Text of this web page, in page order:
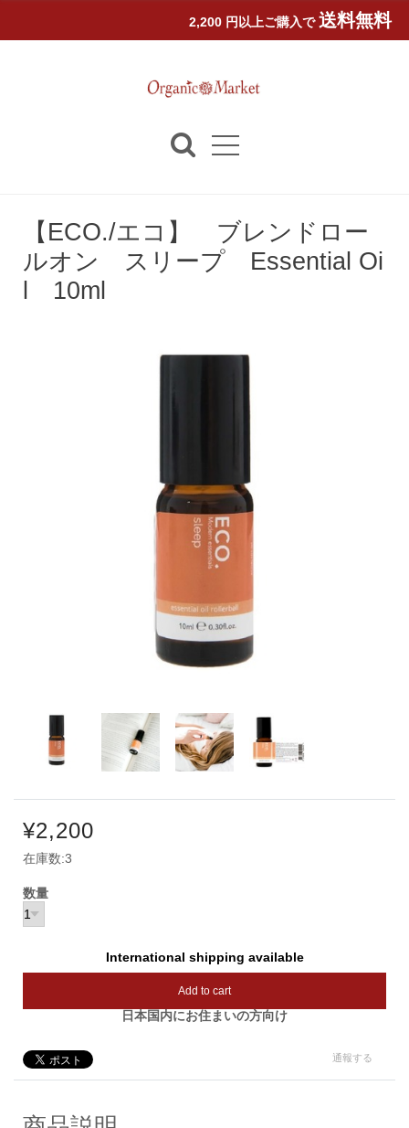
2,200 円以上ご購入で 送料無料
【ECO./エコ】 ブレンドロー
ルオン スリープ Essential Oi
l 10ml
¥2,200
在庫数:3
数量
International shipping available
Add to cart
日本国内にお住まいの方向け
通報する